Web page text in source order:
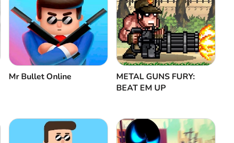
Mr Bullet Online
METAL GUNS FURY:
BEAT EM UP